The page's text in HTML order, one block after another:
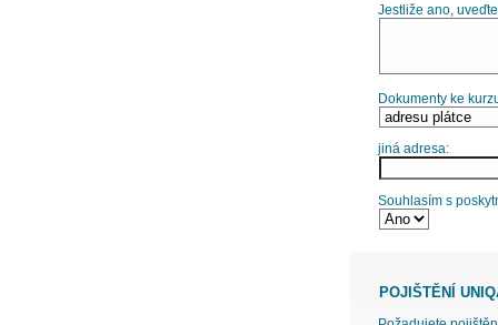
Jestliže ano,
Dokumenty ke
jiná adresa:
Souhlasím s
POJIŠTĚNÍ